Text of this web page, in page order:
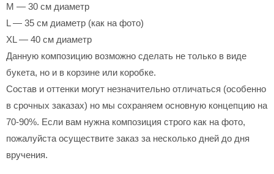
M — 30 см диаметр
L — 35 см диаметр (как на фото)
XL — 40 см диаметр
Данную композицию возможно сделать не только в виде
букета, но и в корзине или коробке.
Состав и оттенки могут незначительно отличаться (особенно
в срочных заказах) но мы сохраняем основную концепцию на
70-90%. Если вам нужна композиция строго как на фото,
пожалуйста осуществите заказ за несколько дней до дня
вручения.